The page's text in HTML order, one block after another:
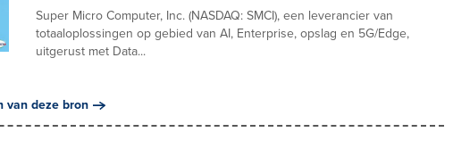
Super Micro Computer, Inc. (NASDAQ: SMCI), een leverancier van
totaaloplossingen op gebied van AI, Enterprise, opslag en 5G/Edge,
uitgerust met Data...
van deze bron